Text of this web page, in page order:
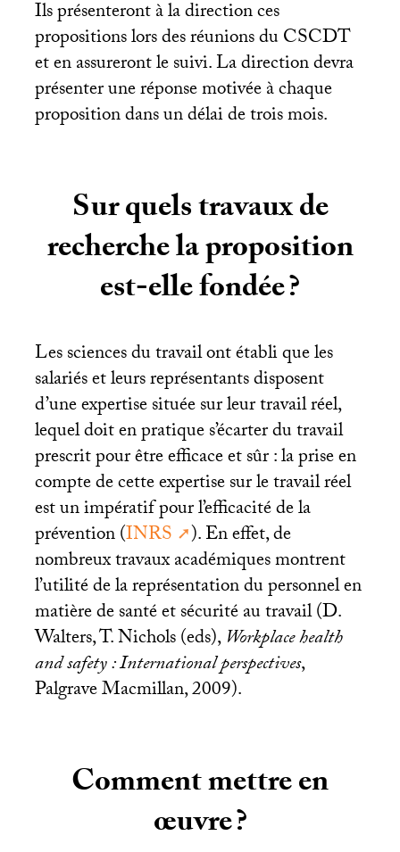
Ils présenteront à la direction ces
propositions lors des réunions duCSCDT
et en assureront le suivi. La direction devra
présenter une réponse motivée à chaque
proposition dans un délai de trois mois.
Sur quels travaux de
recherche la proposition
est-elle fondée?
Les sciences du travail ont établi que les
salariés et leurs représentants disposent
d’une expertise située sur leur travail réel,
lequel doit en pratique s’écarter du travail
prescrit pour être efficace et sûr : la prise en
compte de cette expertise sur le travail réel
est un impératif pour l’efficacité de la
prévention (INRS
). En effet, de
nombreux travaux académiques montrent
l’utilité de la représentation du personnel en
matière de santé et sécurité au travail (D.
Walters, T. Nichols (eds),Workplace health
and safety : International perspectives,
Palgrave Macmillan, 2009).
Comment mettre en
œuvre?